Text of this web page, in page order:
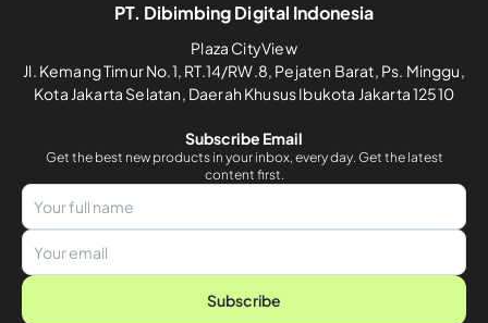
PT. Dibimbing Digital Indonesia
Plaza CityView
Jl. Kemang Timur No.1, RT.14/RW.8, Pejaten Barat, Ps. Minggu,
Kota Jakarta Selatan, Daerah Khusus Ibukota Jakarta 12510
Subscribe Email
Get the best new products in your inbox, every day. Get the latest
content first.
Subscribe